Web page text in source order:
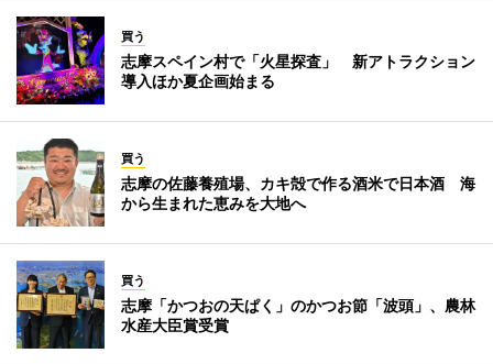
買う
志摩スペイン村で「火星探査」 新アトラクション
導入ほか夏企画始まる
買う
志摩の佐藤養殖場、カキ殻で作る酒米で日本酒 海
から生まれた恵みを大地へ
買う
志摩「かつおの天ぱく」のかつお節「波頭」、農林
水産大臣賞受賞